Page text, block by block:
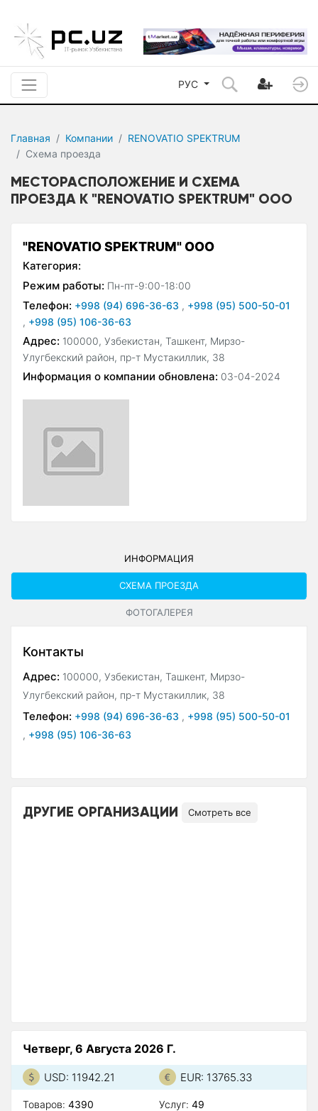
РУС
Главная Компании
RENOVATIO SPEKTRUM
Схема проезда
МЕСТОРАСПОЛОЖЕНИЕ И СХЕМА
ПРОЕЗДА К "RENOVATIO SPEKTRUM" ООО
"RENOVATIO SPEKTRUM" ООО
Категория:
Режим работы: Пн-пт-9:00-18:00
Телефон: +998 (94) 696-36-63 , +998 (95) 500-50-01
, +998 (95) 106-36-63
Адрес: 100000, Узбекистан, Ташкент, Мирзо-
Улугбекский район, пр-т Мустакиллик, 38
Информация о компании обновлена: 03-04-2024
ИНФОРМАЦИЯ
СХЕМА ПРОЕЗДА
ФОТОГАЛЕРЕЯ
Контакты
Адрес: 100000, Узбекистан, Ташкент, Мирзо-
Улугбекский район, пр-т Мустакиллик, 38
Телефон: +998 (94) 696-36-63 , +998 (95) 500-50-01
, +998 (95) 106-36-63
ДРУГИЕ ОРГАНИЗАЦИИ Смотреть все
Четверг, 6 Августа 2026 Г.
USD: 11942.21 EUR: 13765.33
Товаров: 4390
Услуг: 49